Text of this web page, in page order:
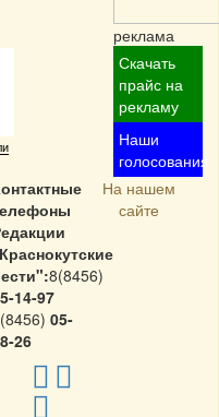
реклама
Скачать
прайс на
рекламу
Наши
голосования
8(8456)
14-97
05-
26
На нашем
сайте